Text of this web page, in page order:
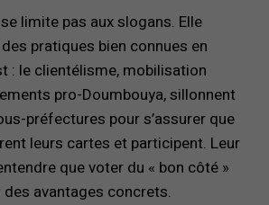
limite pas aux slogans. Elle
pratiques bien connues en
: le clientélisme, mobilisation
pro-Doumbouya, sillonnent
préfectures pour s’assurer que
leurs cartes et participent. Leur
que voter du « bon côté »
avantages concrets.